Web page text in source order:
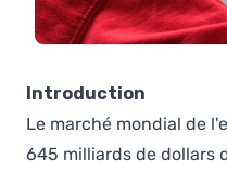
Introduction
Le marché mondial de
645 milliards de dollars